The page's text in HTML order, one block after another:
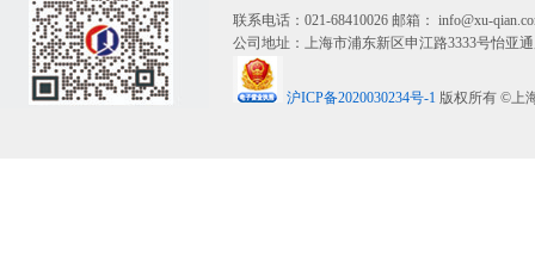
联系电话：021-68410026 邮箱： info@xu-
公司地址：上海市浦东新区申江路3333号怡亚
沪ICP备2020030234号-1 版权所有 ©上